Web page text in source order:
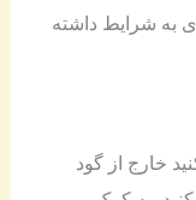
به شرایط داشته
خارج از گود